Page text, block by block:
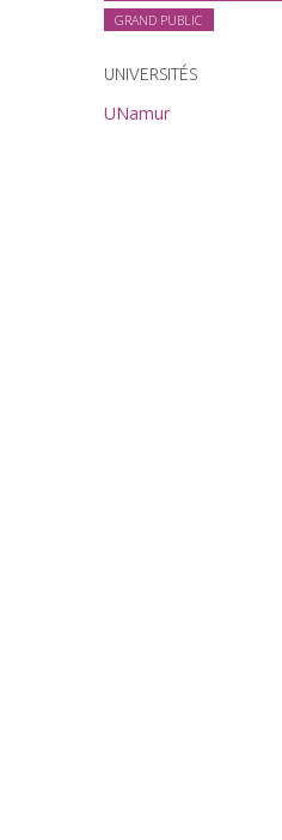
GRAND PUBLIC
UNIVERSITÉS
UNamur